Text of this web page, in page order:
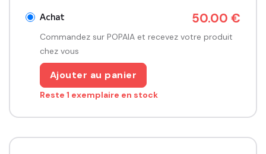
vécue, mimer une saynète, représenter par le dessin, etc.
=> Dans le livret pédagogique se trouve aussi un lien qui
permet d’accéder aux images numérisées
vidéoprojetables. Elles peuvent être annotées,
masquées et comparées.
- Identifier et mettre en situation des émotions.
Achat 50.00 €
Commandez sur POPAIA et recevez votre produit
chez vous
Ajouter au panier
Reste 1 exemplaire en stock